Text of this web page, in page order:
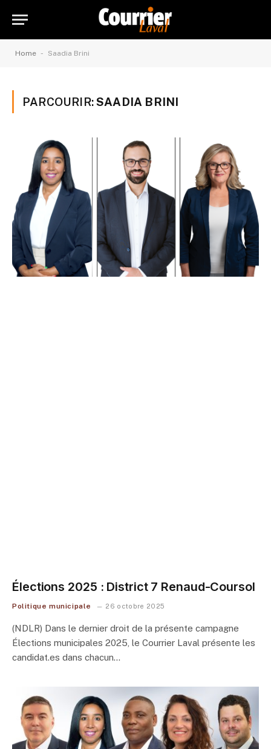
Home - Saadia Brini
PARCOURIR:SAADIA BRINI
Élections 2025 : District 7 Renaud-Coursol
Politique municipale 26 octobre 2025
(NDLR) Dans le dernier droit de la présente campagne
Élections municipales 2025, le Courrier Laval présente les
candidat.es dans chacun…